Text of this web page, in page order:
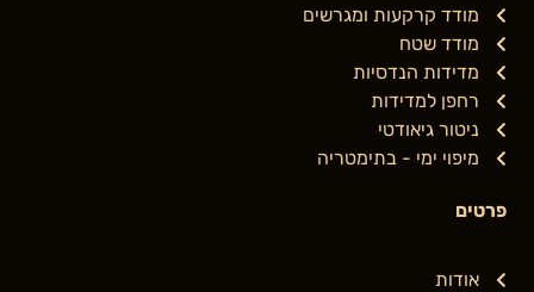
מודד קרקעות ומגרשים
מודד שטח
מדידות הנדסיות
רחפן למדידות
ניטור גיאודטי
מיפוי ימי - בתימטריה
פרטים
אודות